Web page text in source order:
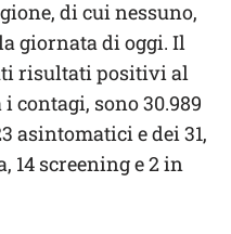
di cui nessuno,
giornata di oggi. Il
risultati positivi al
contagi, sono 30.989
asintomatici e dei 31,
14 screening e 2 in